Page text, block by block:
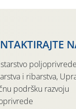
i ribarstva,
podršku razvoju